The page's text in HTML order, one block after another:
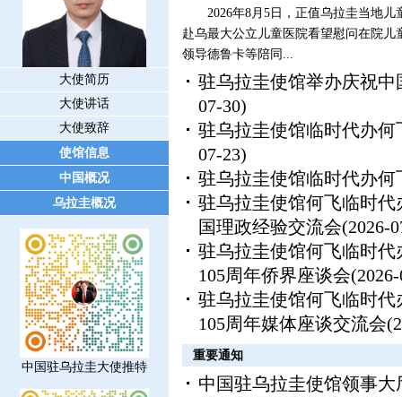
大使简历
大使讲话
大使致辞
使馆信息
中国概况
乌拉圭概况
中国驻乌拉圭大使推特
2026年8月5日，正值乌拉圭当地儿
赴乌最大公立儿童医院看望慰问在院
领导德鲁卡等陪同...
驻乌拉圭使馆举办庆祝
07-30)
驻乌拉圭使馆临时代办
07-23)
驻乌拉圭使馆临时代办
驻乌拉圭使馆何飞临时
国理政经验交流会(2026-
驻乌拉圭使馆何飞临时
105周年侨界座谈会
驻乌拉圭使馆何飞临时
105周年媒体座谈交流会
重要通知
中国驻乌拉圭使馆领事大